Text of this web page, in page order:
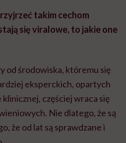
takim cechom
się viralowe, to jakie one
od środowiska, któremu się
eksperckich, opartych
częściej wraca się
Nie dlatego, że są
że od lat są sprawdzane i